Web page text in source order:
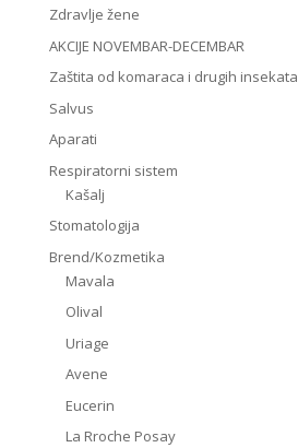
Zdravlje žene
AKCIJE NOVEMBAR-DECEMBAR
Zaštita od komaraca i drugih insekata
Salvus
Aparati
Respiratorni sistem
Kašalj
Stomatologija
Brend/Kozmetika
Mavala
Olival
Uriage
Avene
Eucerin
La Rroche Posay